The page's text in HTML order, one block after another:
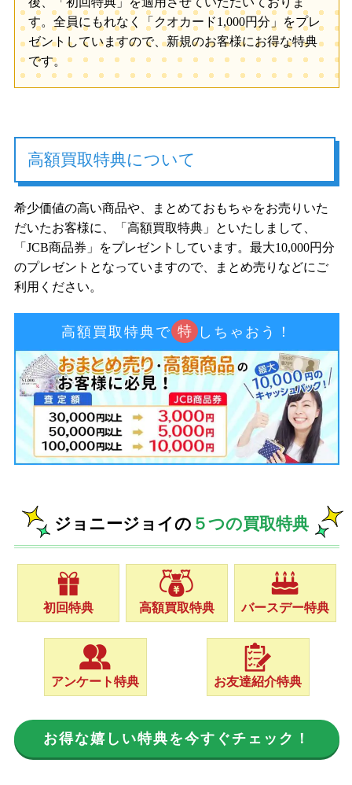
す。全員にもれなく「クオカード1,000円分」をプレ
ゼントしていますので、新規のお客様にお得な特典
です。
高額買取特典について
希少価値の高い商品や、まとめておもちゃをお売りいた
だいたお客様に、「高額買取特典」といたしまして、
「JCB商品券」をプレゼントしています。最大10,000円分
のプレゼントとなっていますので、まとめ売りなどにご
利用ください。
高額買取特典で 特 しちゃおう！
ジョニージョイの ５つの買取特典
初回特典 高額買取特典 バースデー特典
アンケート特典 お友達紹介特典
お得な嬉しい特典を今すぐチェック！